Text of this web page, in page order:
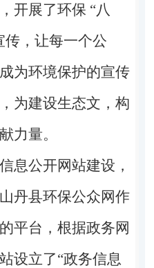
开展了环保 “八
传，让每一个公
为环境保护的宣传
为建设生态文，构
力量。
息公开网站建设，
丹县环保公众网作
平台，根据政务网
设立了“政务信息